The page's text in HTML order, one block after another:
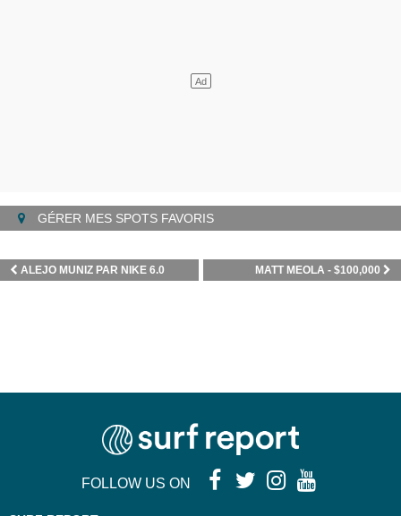
GÉRER MES SPOTS FAVORIS
MATT MEOLA - $100,000
ALEJO MUNIZ PAR NIKE 6.0
FOLLOW US ON